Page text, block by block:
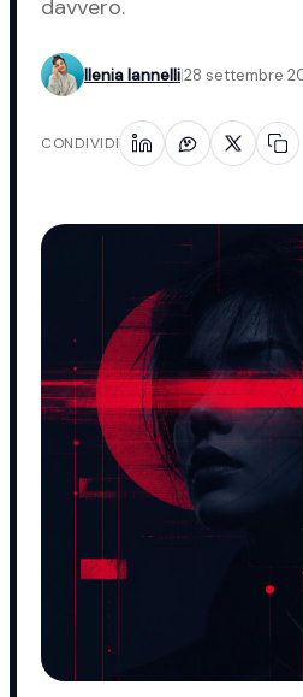
davvero.
Ilenia Iannelli|28 settembre
CONDIVIDI